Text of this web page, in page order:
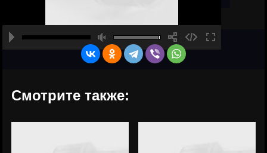
Смотрите также: